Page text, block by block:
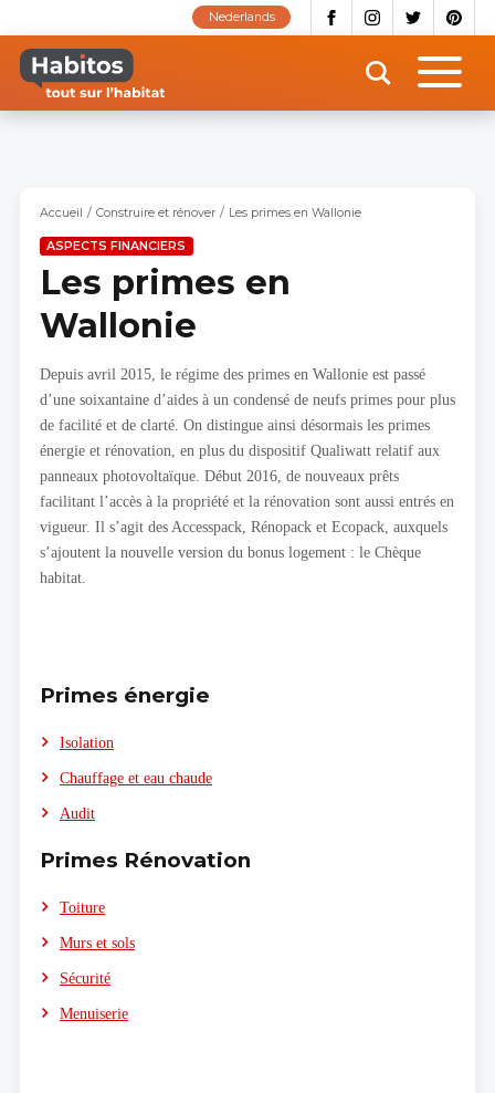
contenu
principal
Nederlands
Accueil Construire et rénover Les primes en Wallonie
ASPECTS FINANCIERS
Les primes en
Wallonie
Depuis avril 2015, le régime des primes en Wallonie est passé
d’une soixantaine d’aides à un condensé de neufs primes pour plus
de facilité et de clarté. On distingue ainsi désormais les primes
énergie et rénovation, en plus du dispositif Qualiwatt relatif aux
panneaux photovoltaïque. Début 2016, de nouveaux prêts
facilitant l’accès à la propriété et la rénovation sont aussi entrés en
vigueur. Il s’agit des Accesspack, Rénopack et Ecopack, auxquels
s’ajoutent la nouvelle version du bonus logement : le Chèque
habitat.
Primes énergie
Isolation
Chauffage et eau chaude
Audit
Primes Rénovation
Toiture
Murs et sols
Sécurité
Menuiserie